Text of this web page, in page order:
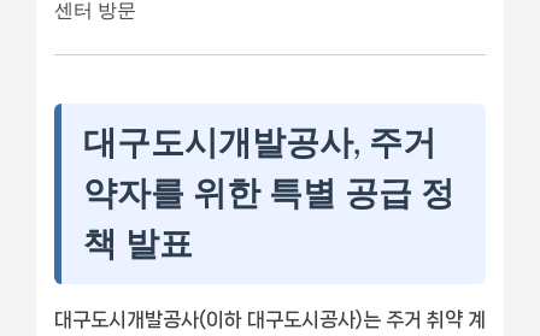
센터 방문
대구도시개발공사, 주거
약자를 위한 특별 공급 정
책 발표
대구도시개발공사(이하 대구도시공사)는 주거 취약 계